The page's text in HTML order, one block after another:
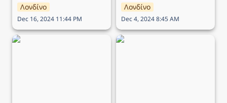
Λονδίνο
Dec 16, 2024 11:44 PM
Λονδίνο
Dec 4, 2024 8:45 AM
Ταξίδι στο Λονδίνο → 4
Ταξίδι στο Λονδίνο → 6